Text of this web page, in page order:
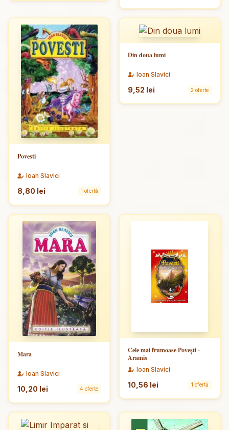
Povesti
Ioan Slavici
8,80 lei 1 ofertă
Din doua lumi
Ioan Slavici
9,52 lei 2 oferte
Mara
Ioan Slavici
10,20 lei 4 oferte
Cele mai frumoase Povești -
Aramis
Ioan Slavici
10,56 lei 1 ofertă